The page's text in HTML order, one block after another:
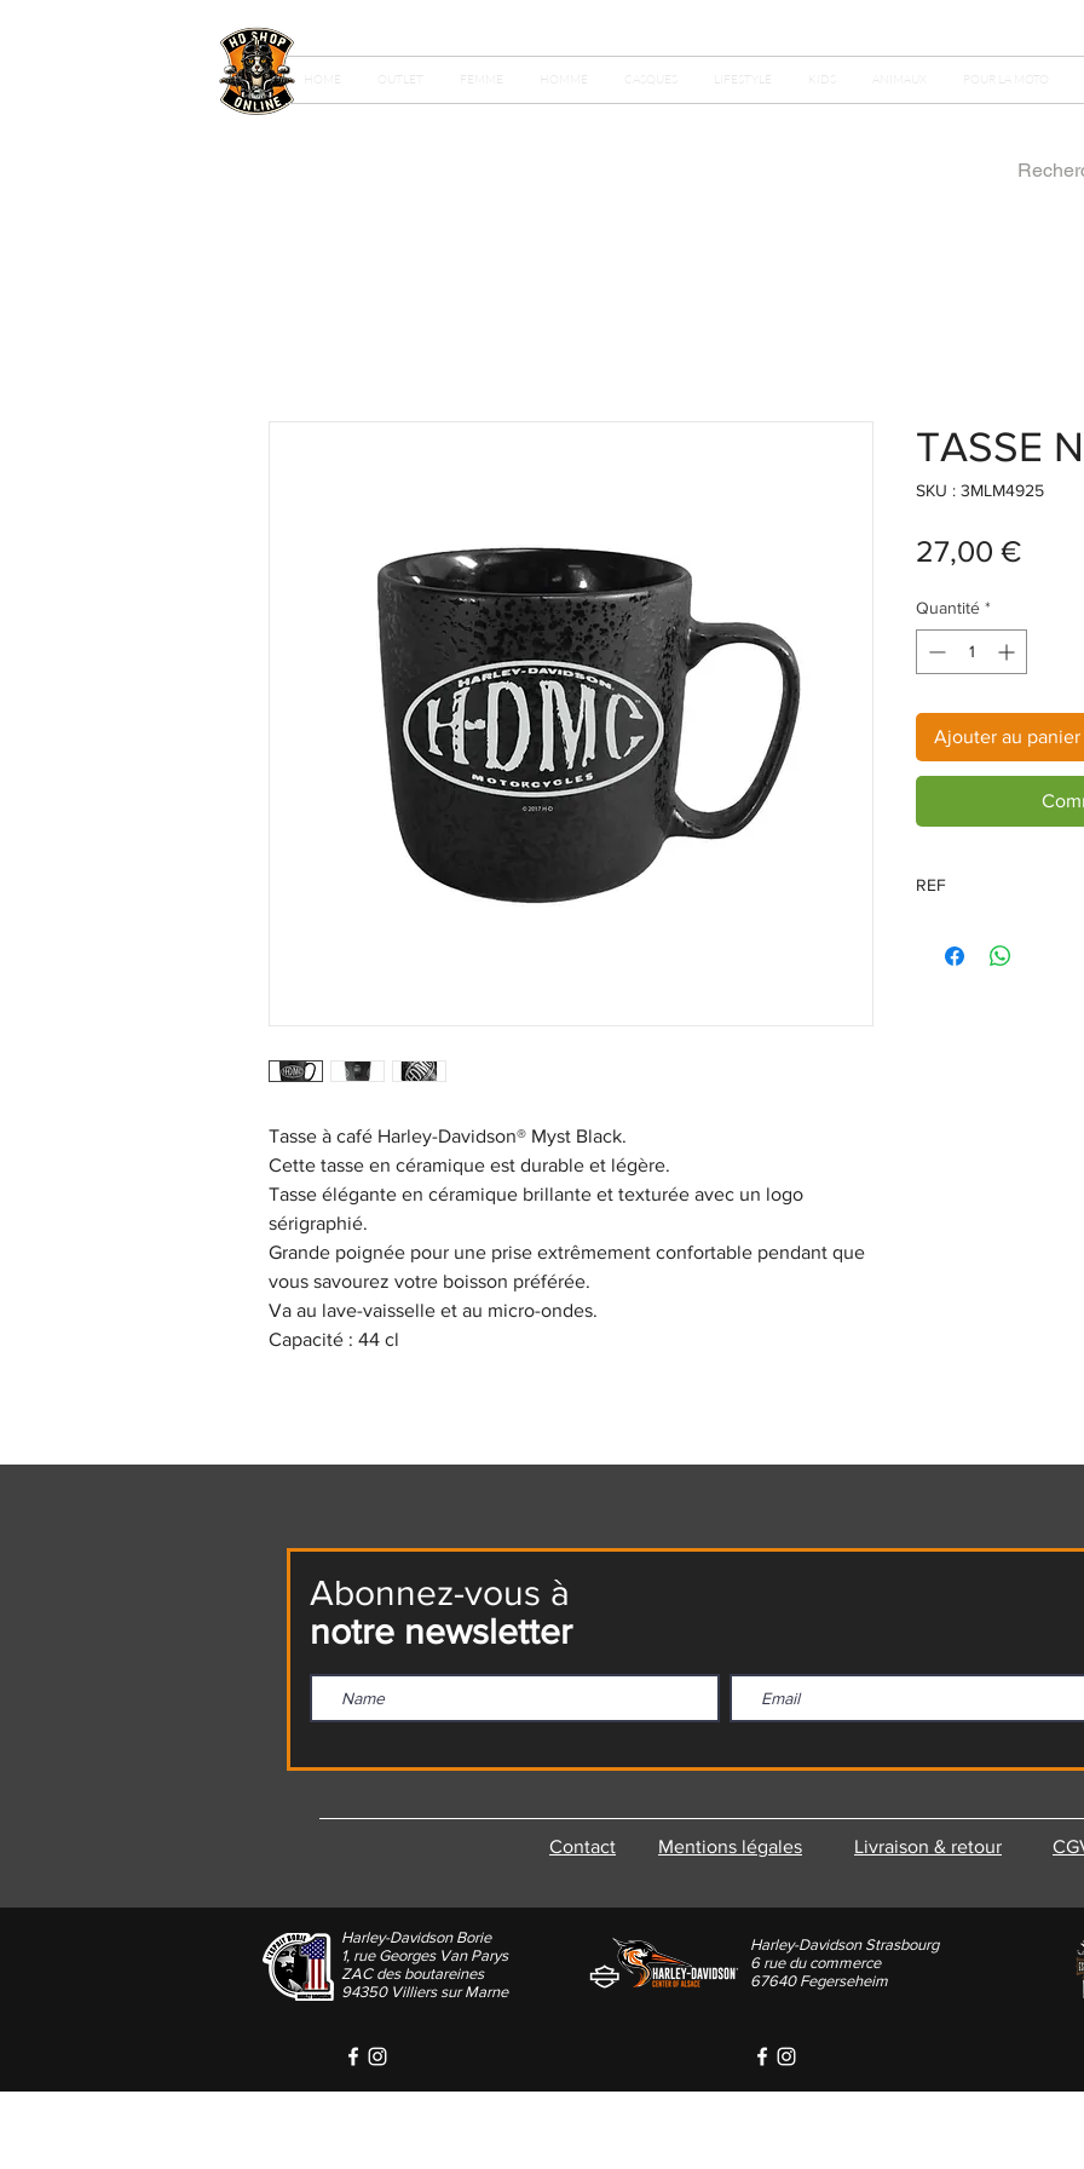
HOME OUTLET FEMME HOMME CASQUES LIFESTYLE KIDS ANIMAUX POUR LA MOTO
Tasse à café Harley-Davidson® Myst Black.
Cette tasse en céramique est durable et légère.
Tasse élégante en céramique brillante et texturée avec un logo
sérigraphié.
Grande poignée pour une prise extrêmement confortable pendant que
vous savourez votre boisson préférée.
Va au lave-vaisselle et au micro-ondes.
Capacité : 44 cl
TASSE
SKU : 3MLM4925
27,00 €Prix
Quantité *
Ajouter au panier
REF
Abonnez-vous à
notre newsletter
Contact Mentions légales Livraison & retour
Harley-Davidson Borie
1, rue Georges Van Parys
ZAC des boutareines
94350 Villiers sur Marne
Harley-Davidson Strasbourg
6 rue du commerce
67640 Fegerseheim